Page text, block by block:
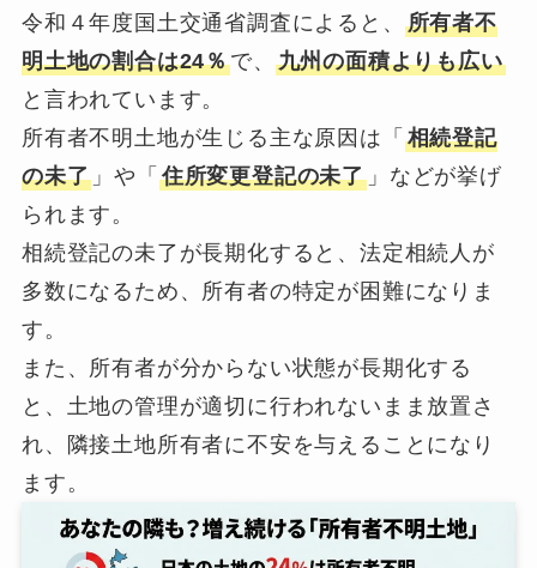
令和４年度国土交通省調査によると、 所有者不
明土地の割合は24％で、 九州の面積よりも広い
と言われています。
所有者不明土地が生じる主な原因は「 相続登記
の未了 」や「 住所変更登記の未了 」などが挙げ
られます。
相続登記の未了が長期化すると、法定相続人が
多数になるため、所有者の特定が困難になりま
す。
また、所有者が分からない状態が長期化する
と、土地の管理が適切に行われないまま放置さ
れ、隣接土地所有者に不安を与えることになり
ます。